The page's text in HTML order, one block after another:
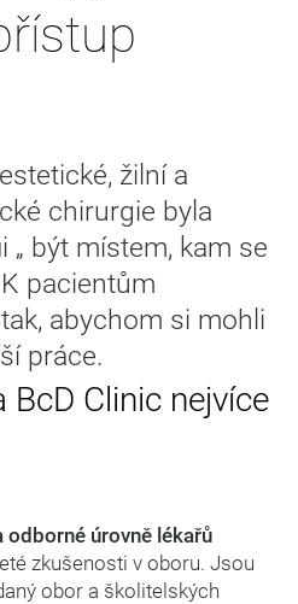
žilní a
chirurgie byla
„ být místem, kam se
pacientům
abychom si mohli
práce.
BcD Clinic nejvíce
úrovně lékařů
zkušenosti v oboru. Jsou
obor a školitelských